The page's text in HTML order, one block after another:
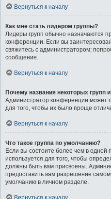
Вернуться к началу
Как мне стать лидером группы?
Лидеры групп обычно назначаются
конференции. Если вы
свяжитесь с администратором;
сообщение.
Вернуться к началу
Почему названия некоторых групп
Администратор конференции может
для того, чтобы их было проще
Вернуться к началу
Что такое группа по умолчанию?
Если вы состоите более чем в одной
используется для того, чтобы
должны быть вам присвоены.
предоставить вам разрешение
умолчанию в личном разделе.
Вернуться к началу